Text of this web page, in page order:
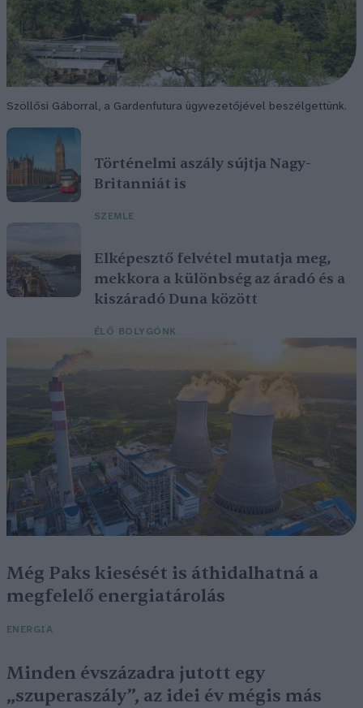
Szöllősi Gáborral, a Gardenfutura ügyvezetőjével beszélgettünk.
Történelmi aszály sújtja Nagy-
Britanniát is
SZEMLE
Elképesztő felvétel mutatja meg,
mekkora a különbség az áradó és a
kiszáradó Duna között
ÉLŐ BOLYGÓNK
Még Paks kiesését is áthidalhatná a
megfelelő energiatárolás
ENERGIA
Minden évszázadra jutott egy
„szuperaszály”, az idei év mégis más